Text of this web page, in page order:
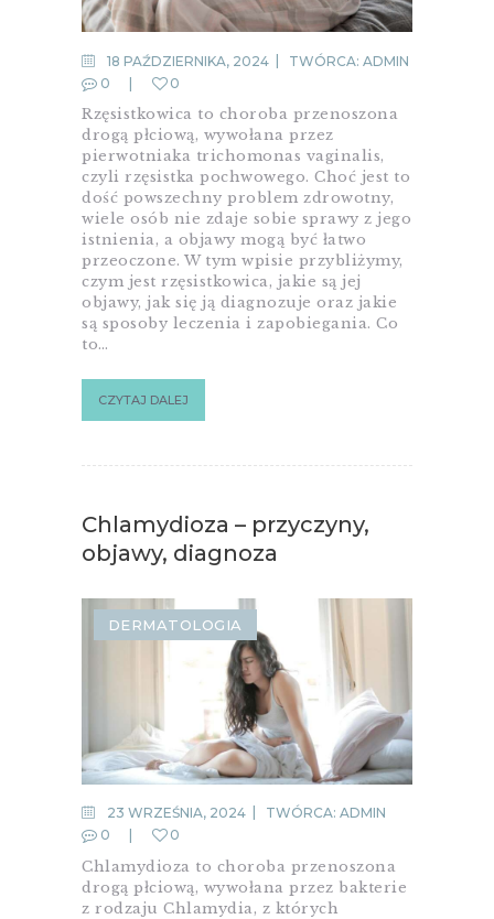
18 PAŹDZIERNIKA, 2024 TWÓRCA: ADMIN
0
0
Rzęsistkowica to choroba przenoszona
drogą płciową, wywołana przez
pierwotniaka trichomonas vaginalis,
czyli rzęsistka pochwowego. Choć jest to
dość powszechny problem zdrowotny,
wiele osób nie zdaje sobie sprawy z jego
istnienia, a objawy mogą być łatwo
przeoczone. W tym wpisie przybliżymy,
czym jest rzęsistkowica, jakie są jej
objawy, jak się ją diagnozuje oraz jakie
są sposoby leczenia i zapobiegania. Co
to…
CZYTAJ DALEJ
Chlamydioza – przyczyny,
objawy, diagnoza
DERMATOLOGIA
23 WRZEŚNIA, 2024 TWÓRCA: ADMIN
0
0
Chlamydioza to choroba przenoszona
drogą płciową, wywołana przez bakterie
z rodzaju Chlamydia, z których